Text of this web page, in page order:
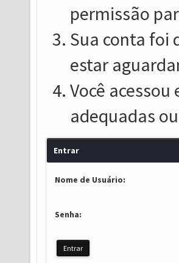
permissão
Sua conta foi
estar
Você
adequadas
Entrar
Nome de Usuário:
Senha: